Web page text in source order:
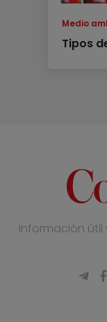
Medio
Tipos
Información